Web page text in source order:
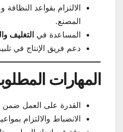
الالتزام بقواعد
المصنع.
المساعدة في التغليف
دعم فريق الإنتاج في
المهارات
القدرة على العمل ضمن
الانضباط والالتزام